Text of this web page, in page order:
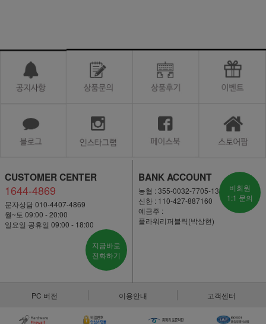
CUSTOMER CENTER
1644-4869
문자상담 010-4407-4869
월~토 09:00 - 20:00
일요일·공휴일 09:00 - 18:00
지금바로
전화하기
BANK ACCOUNT
농협 : 355-0032-7705-13
신한 : 110-427-887160
예금주 :
플라워리퍼블릭(박상현)
비회원
1:1 문의
PC 버전 이용안내 고객센터